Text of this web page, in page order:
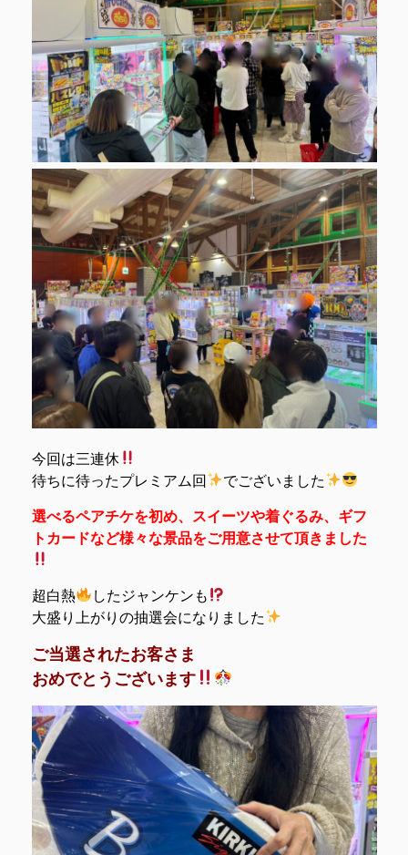
今回は三連休
待ちに待ったプレミアム回
でございました
選べるペアチケを初め、スイーツや着ぐるみ、ギフ
トカードなど様々な景品をご用意させて頂きました
超白熱
したジャンケンも
大盛り上がりの抽選会になりました
ご当選されたお客さま
おめでとうございます